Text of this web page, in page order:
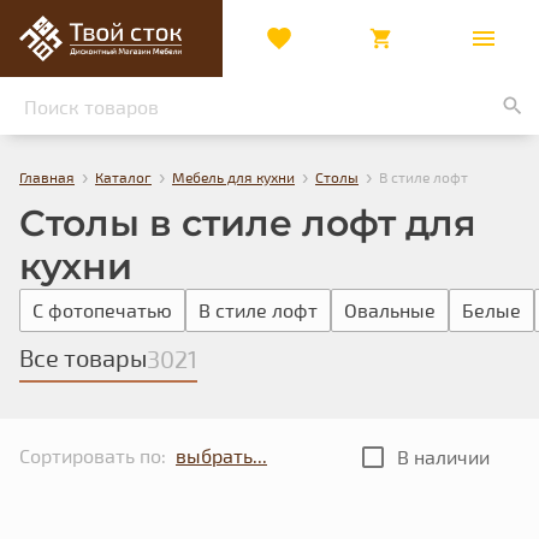
Главная › Каталог › Мебель для кухни › Столы › В стиле лофт
Столы в стиле лофт для
кухни
С фотопечатью В стиле лофт Овальные Белые
Все товары3021
Сортировать по: В наличии